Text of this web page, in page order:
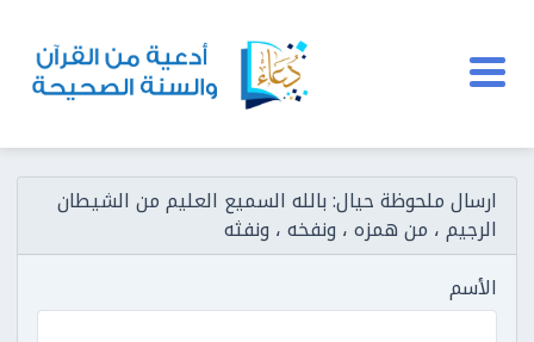
ارسال ملحوظة حيال: بالله السميع العليم من الشيطان
الرجيم ، من همزه ، ونفخه ، ونفثه
الأسم